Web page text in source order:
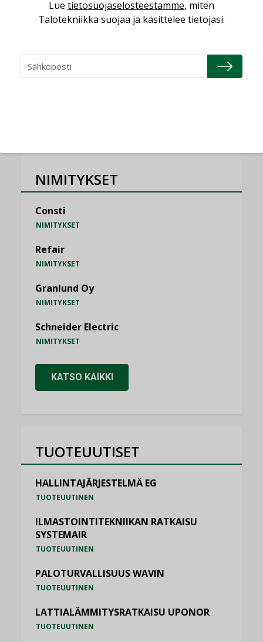
KOLUMNI
jämähtänyt ajassa paikalleen
MIELIPIDE
NIMITYKSET
Consti
NIMITYKSET
Refair
NIMITYKSET
Granlund Oy
NIMITYKSET
Schneider Electric
NIMITYKSET
KATSO KAIKKI
TUOTEUUTISET
HALLINTAJÄRJESTELMÄ EG
TUOTEUUTINEN
ILMASTOINTITEKNIIKAN RATKAISU
SYSTEMAIR
TUOTEUUTINEN
PALOTURVALLISUUS WAVIN
TUOTEUUTINEN
LATTIALÄMMITYSRATKAISU UPONOR
TUOTEUUTINEN
Lue tietosuojaselosteestamme, miten
Talotekniikka suojaa ja käsittelee tietojasi.